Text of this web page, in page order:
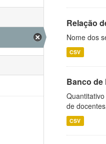
Relação
Nome dos
CSV
Banco de
de
CSV